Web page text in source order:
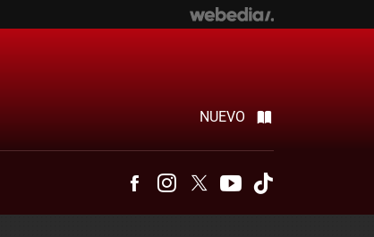
NUEVO
FacebookInstagram
Twitter Youtube